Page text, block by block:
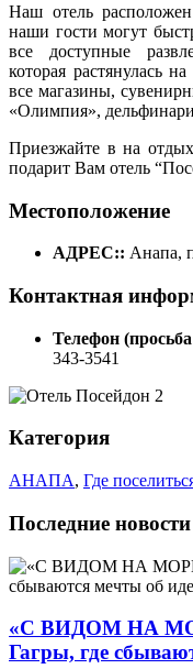
Наш отель
наши гости могут
все доступные
которая растянулась
все магазины,
«Олимпия»,
Приезжайте в на
подарит Вам отель
Местоположение
АДРЕС:: Анапа,
Контактная
Телефон
343-3541
Категория
АНАПА, Где
Последние новости
«С ВИДОМ НА
Гагры, где